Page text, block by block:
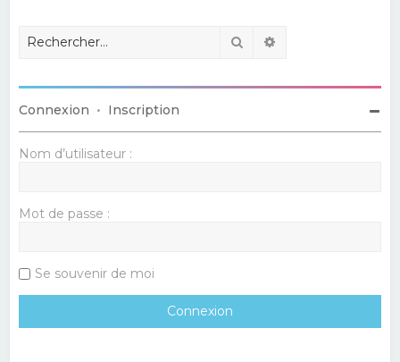
Rechercher
Connexion • Inscription
Nom d’utilisateur :
Mot de passe :
Se souvenir de moi